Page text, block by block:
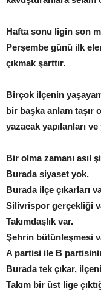
Hafta sonu ligin son
Perşembe günü ilk
çıkmak şarttır.
Birçok ilçenin
bir başka anlam taşır
yazacak yapılanları
Bir olma zamanı asıl
Burada siyaset yok.
Burada ilçe çıkarları
Silivrispor gerçekliği
Takımdaşlık var.
Şehrin bütünleşmesi
A partisi ile B
Burada tek çıkar,
Takım bir üst lige